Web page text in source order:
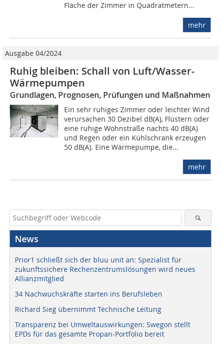
Fläche der Zimmer in Quadratmetern...
mehr
Ausgabe 04/2024
Ruhig bleiben: Schall von Luft/Wasser-
Wärmepumpen
Grundlagen, Prognosen, Prüfungen und Maßnahmen
Ein sehr ruhiges Zimmer oder leichter Wind
verursachen 30 Dezibel dB(A), Flüstern oder
eine ruhige Wohnstraße nachts 40 dB(A)
und Regen oder ein Kühlschrank erzeugen
50 dB(A). Eine Wärmepumpe, die...
mehr
News
Prior1 schließt sich der bluu unit an: Spezialist für
zukunftssichere Rechenzentrumslösungen wird neues
Allianzmitglied
34 Nachwuchskräfte starten ins Berufsleben
Richard Sieg übernimmt Technische Leitung
Transparenz bei Umweltauswirkungen: Swegon stellt
EPDs für das gesamte Propan-Portfolio bereit